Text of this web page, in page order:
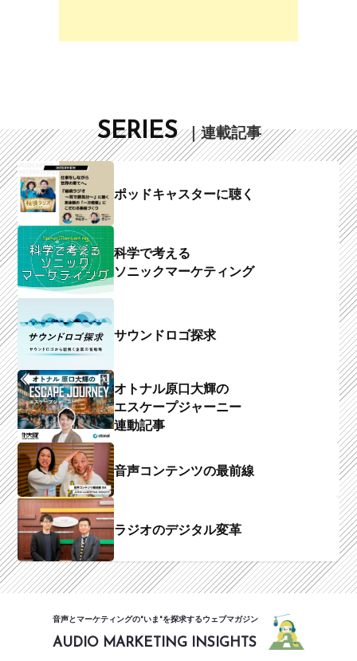
SERIES ｜連載記事
ポッドキャスターに聴く
科学で考える
ソニックマーケティング
サウンドロゴ探求
オトナル原口大輝の
エスケープジャーニー
連動記事
音声コンテンツの最前線
ラジオのデジタル変革
音声とマーケティングの"いま"を探求するウェブマガジン
AUDIO MARKETING INSIGHTS